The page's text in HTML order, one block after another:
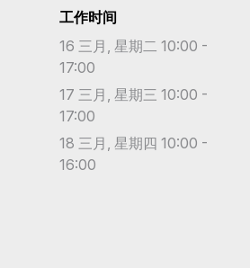
工作时间
16 三月, 星期二 10:00 -
17:00
17 三月, 星期三 10:00 -
17:00
18 三月, 星期四 10:00 -
16:00